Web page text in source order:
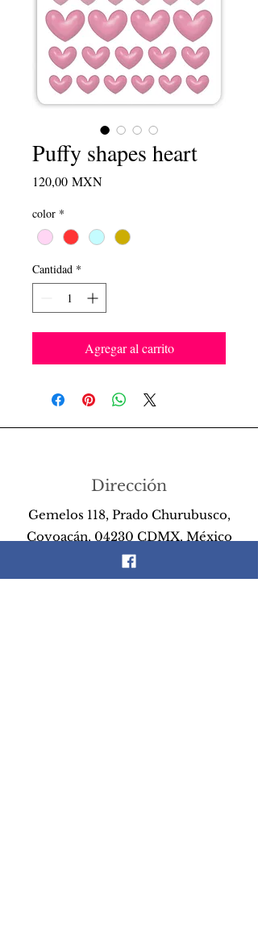
Puffy shapes heart
120,00 MXNPrecio
color *
Cantidad *
Agregar al carrito
Dirección
Gemelos 118, Prado Churubusco,
Coyoacán, 04230 CDMX, México